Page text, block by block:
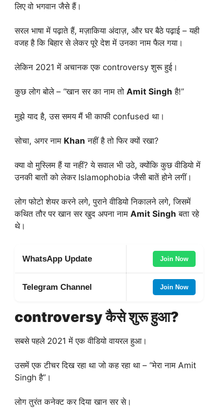
लिए वो भगवान जैसे हैं।
सरल भाषा में पढ़ाते हैं, मज़ाकिया अंदाज़, और घर बैठे पढ़ाई – यही
वजह है कि बिहार से लेकर पूरे देश में उनका नाम फैल गया।
लेकिन 2021 में अचानक एक controversy शुरू हुई।
कुछ लोग बोले – “खान सर का नाम तो Amit Singh है!”
मुझे याद है, उस समय मैं भी काफी confused था।
सोचा, अगर नाम Khan नहीं है तो फिर क्यों रखा?
क्या वो मुस्लिम हैं या नहीं? ये सवाल भी उठे, क्योंकि कुछ वीडियो में
उनकी बातों को लेकर Islamophobia जैसी बातें होने लगीं।
लोग फोटो शेयर करने लगे, पुराने वीडियो निकालने लगे, जिसमें
कथित तौर पर खान सर खुद अपना नाम Amit Singh बता रहे
थे।
WhatsApp Update Join Now
Telegram Channel Join Now
controversy कैसे शुरू हुआ?
सबसे पहले 2021 में एक वीडियो वायरल हुआ।
उसमें एक टीचर दिख रहा था जो कह रहा था – “मेरा नाम Amit
Singh है”।
लोग तुरंत कनेक्ट कर दिया खान सर से।